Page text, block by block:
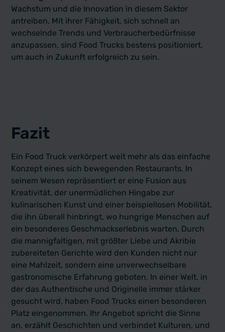
Wachstum und die Innovation in diesem Sektor
antreiben. Mit ihrer Fähigkeit, sich schnell an
wechselnde Trends und Verbraucherbedürfnisse
anzupassen, sind Food Trucks bestens positioniert,
um auch in Zukunft erfolgreich zu sein.
Fazit
Ein Food Truck verkörpert weit mehr als das einfache
Konzept eines sich bewegenden Restaurants. In
seinem Wesen repräsentiert er eine Fusion aus
Kreativität, der unermüdlichen Hingabe zur
kulinarischen Kunst und einer beispiellosen Mobilität,
die ihn überall hinbringt, wo hungrige Menschen auf
ein besonderes Geschmackserlebnis warten. Durch
die mannigfaltigen, mit größter Liebe und Akribie
zubereiteten Gerichte wird den Kunden nicht nur
eine Mahlzeit, sondern eine unverwechselbare
gastronomische Erfahrung geboten. In einer Welt, in
der das Authentische und Originelle immer stärker
gesucht wird, haben Food Trucks einen besonderen
Platz eingenommen. Ihr Angebot spricht die Sinne
an, erzählt Geschichten und verbindet Kulturen, und